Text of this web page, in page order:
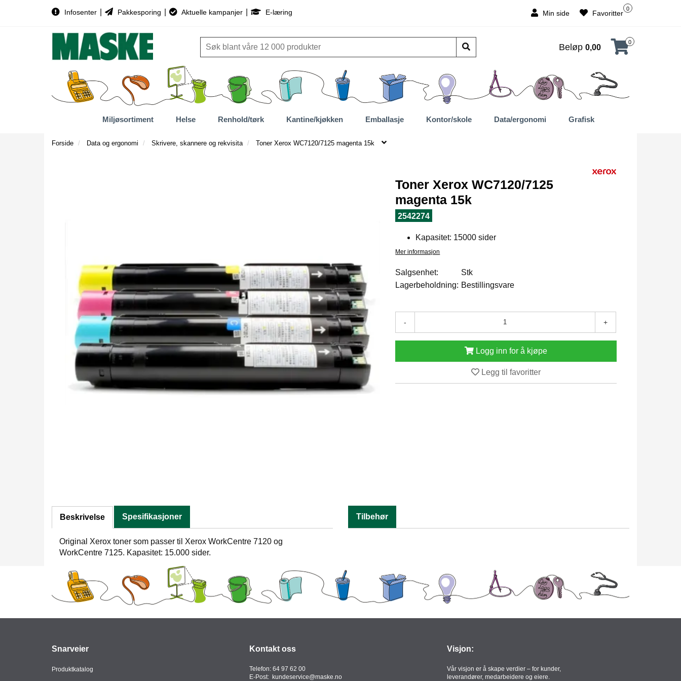
Infosenter Pakkesporing Aktuelle kampanjer E-læring Min side
0
Favoritter
Beløp 0,00
0
Miljøsortiment Helse Renhold/tørk Kantine/kjøkken Emballasje Kontor/skole Data/ergonomi Grafisk
Forside Data og ergonomi Skrivere, skannere og rekvisita Toner Xerox WC7120/7125 magenta 15k
Toner Xerox WC7120/7125
magenta 15k
2542274
Kapasitet: 15000 sider
Mer informasjon
Salgsenhet:
Stk
Lagerbeholdning: Bestillingsvare
- +
Logg inn for å kjøpe
Legg til favoritter
Beskrivelse Spesifikasjoner
Original Xerox toner som passer til Xerox WorkCentre 7120 og
WorkCentre 7125. Kapasitet: 15.000 sider.
Tilbehør
Snarveier
Produktkatalog
Kontakt oss
Telefon: 64 97 62 00
E-Post: kundeservice@maske.no
Visjon:
Vår visjon er å skape verdier – for kunder,
leverandører, medarbeidere og eiere.